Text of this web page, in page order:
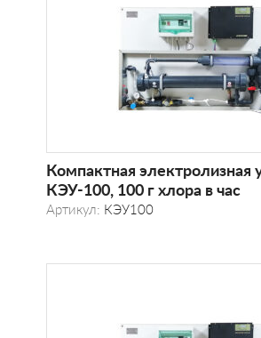
Компактная электролизная
КЭУ-100, 100 г хлора в час
Артикул: КЭУ100